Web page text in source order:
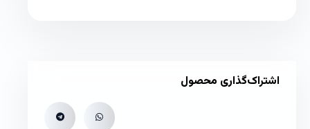
اشتراک‌گذاری محصول